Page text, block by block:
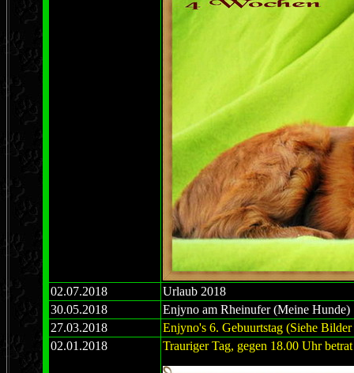
02.07.2018
Urlaub 2018
30.05.2018
Enjyno am Rheinufer (Meine Hunde)
27.03.2018
Enjyno's 6. Gebuurtstag (Siehe
02.01.2018
Trauriger Tag, gegen 18.00 Uhr